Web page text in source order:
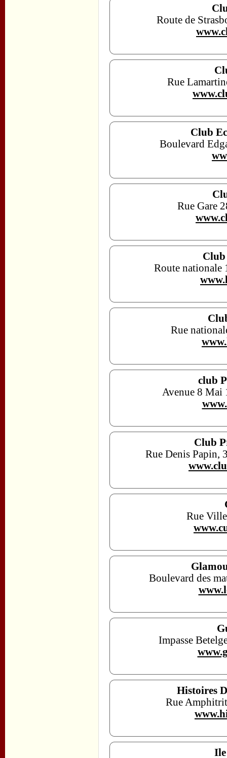
Route de
Rue
Club
Boulevard
Rue Gare
Route nationale
Rue
club
Avenue 8 Mai
Club
Rue Denis
Rue
Boulevard des
Impasse
Histoires
Rue